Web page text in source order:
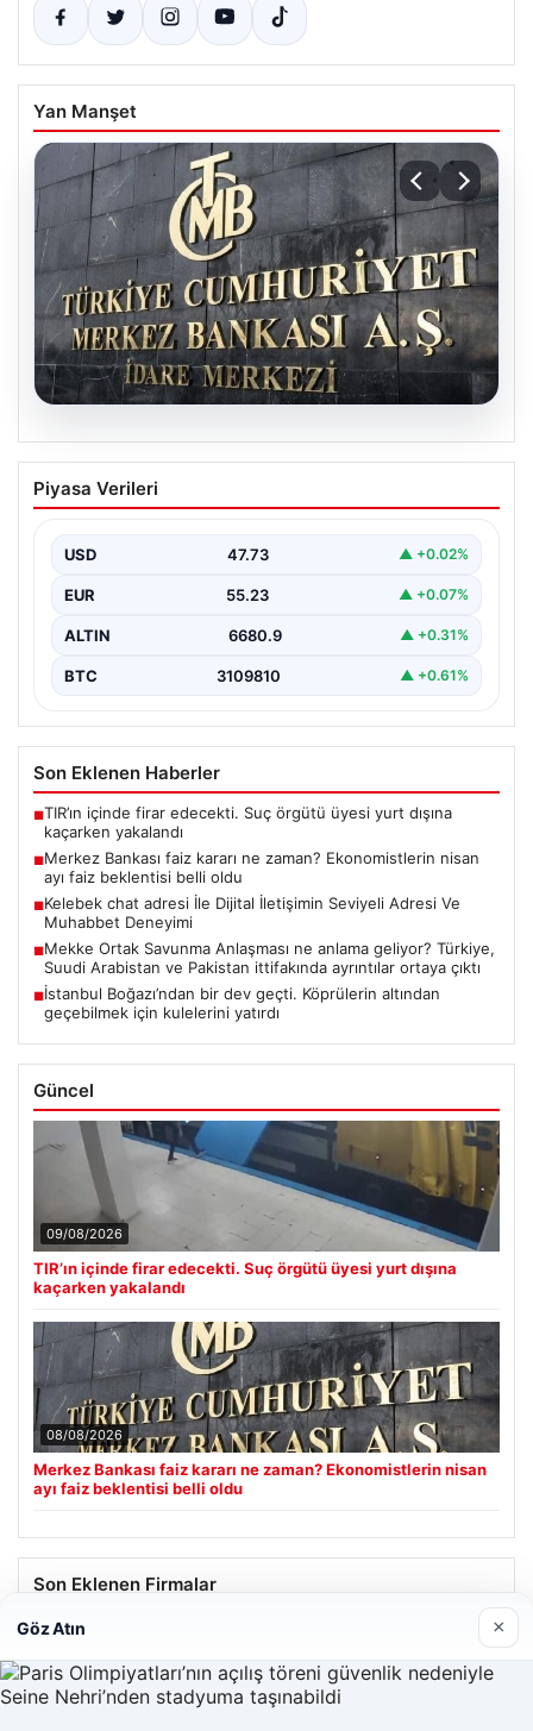
Yan Manşet
Merkez Bankası faiz kararı ne zaman?
Ekonomistlerin nisan ayı faiz beklentisi
Piyasa Verileri
USD 47.73 ▲ +0.02%
EUR 55.23 ▲ +0.07%
ALTIN 6680.9 ▲ +0.31%
BTC 3109810 ▲ +0.61%
Son Eklenen Haberler
■TIR’ın içinde firar edecekti. Suç örgütü üyesi yurt dışına
kaçarken yakalandı
■Merkez Bankası faiz kararı ne zaman? Ekonomistlerin nisan
ayı faiz beklentisi belli oldu
■Kelebek chat adresi İle Dijital İletişimin Seviyeli Adresi Ve
Muhabbet Deneyimi
■Mekke Ortak Savunma Anlaşması ne anlama geliyor? Türkiye,
Suudi Arabistan ve Pakistan ittifakında ayrıntılar ortaya çıktı
■İstanbul Boğazı’ndan bir dev geçti. Köprülerin altından
geçebilmek için kulelerini yatırdı
Güncel
09/08/2026
TIR’ın içinde firar edecekti. Suç örgütü üyesi yurt dışına
kaçarken yakalandı
08/08/2026
Merkez Bankası faiz kararı ne zaman? Ekonomistlerin nisan
ayı faiz beklentisi belli oldu
Son Eklenen Firmalar
Göz Atın ×